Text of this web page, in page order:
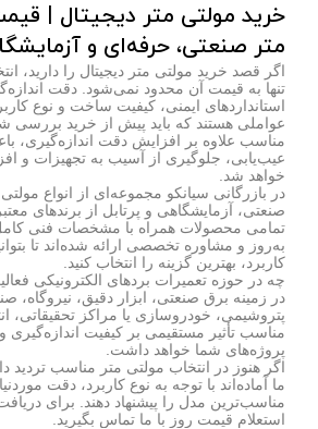
خرید مولتی متر دیجیتال |
متر صنعتی، حرفه‌ای و
اگر قصد خرید مولتی متر دیجیتال را دارید،
تنها به قیمت آن محدود نمی‌شود. دقت
استانداردهای ایمنی، کیفیت ساخت و نوع
عواملی هستند که باید پیش از خرید بررسی
مناسب علاوه بر افزایش دقت اندازه‌گیری،
عیب‌یابی، جلوگیری از آسیب به تجهیزات و
خواهد شد.
در بازرگانی سیانکو مجموعه‌ای از انواع مولتی
صنعتی، آزمایشگاهی و پرتابل از برندهای
تمامی محصولات همراه با مشخصات فنی
به‌روز و مشاوره تخصصی ارائه شده‌اند تا
کاربرد، بهترین گزینه را انتخاب کنید.
چه در حوزه تعمیرات بردهای الکترونیکی
در زمینه برق صنعتی، ابزار دقیق، نیروگاه،
پتروشیمی، خودروسازی یا مراکز تحقیقاتی،
مناسب تأثیر مستقیمی بر کیفیت
پروژه‌های شما خواهد داشت.
اگر هنوز در انتخاب مولتی متر مناسب تردید
ما آماده‌اند با توجه به نوع کاربرد، دقت
مناسب‌ترین مدل را پیشنهاد دهند. برای
استعلام قیمت روز با ما تماس بگیرید.